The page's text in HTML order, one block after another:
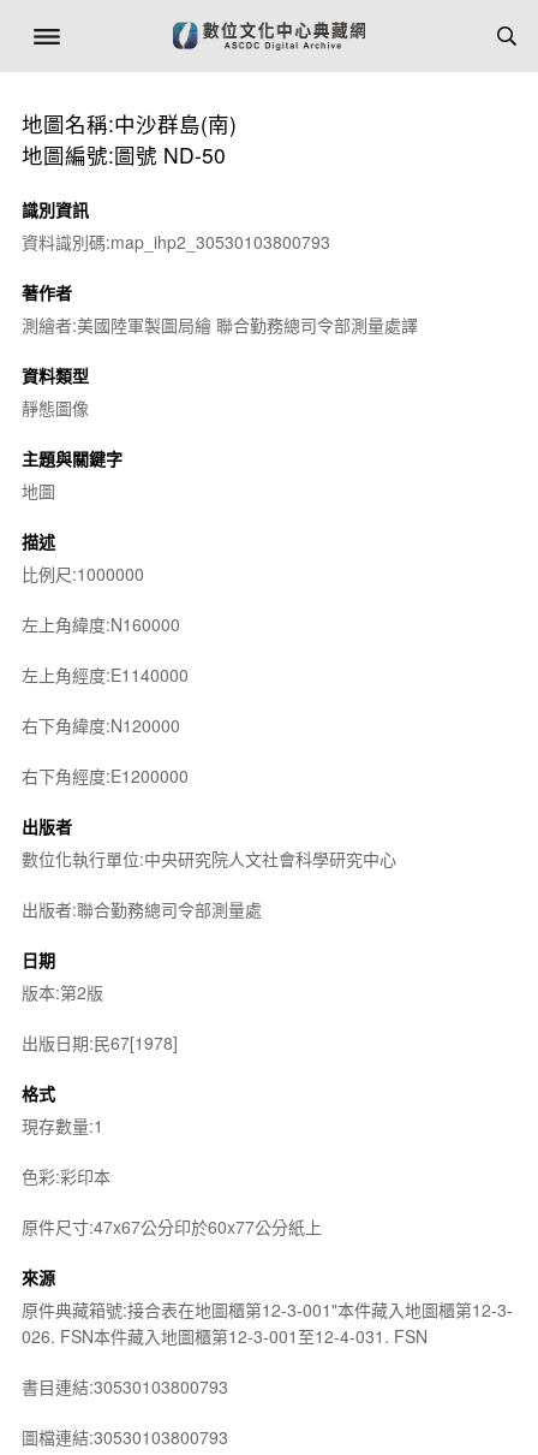
地圖名稱:中沙群島(南)
地圖編號:圖號 ND-50
識別資訊
資料識別碼:map_ihp2_30530103800793
著作者
測繪者:美國陸軍製圖局繪 聯合勤務總司令部測量處譯
資料類型
靜態圖像
主題與關鍵字
地圖
描述
比例尺:1000000
左上角緯度:N160000
左上角經度:E1140000
右下角緯度:N120000
右下角經度:E1200000
出版者
數位化執行單位:中央研究院人文社會科學研究中心
出版者:聯合勤務總司令部測量處
日期
版本:第2版
出版日期:民67[1978]
格式
現存數量:1
色彩:彩印本
原件尺寸:47x67公分印於60x77公分紙上
來源
原件典藏箱號:接合表在地圖櫃第12-3-001"本件藏入地圖櫃第12-3-
026. FSN本件藏入地圖櫃第12-3-001至12-4-031. FSN
書目連結:30530103800793
圖檔連結:30530103800793